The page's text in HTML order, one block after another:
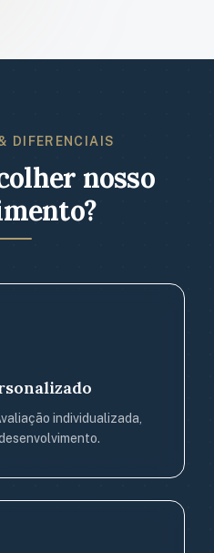
DIFERENCIAIS
nosso
individualizada,